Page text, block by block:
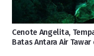
Cenote Angelita,
Batas Antara Air Tawar